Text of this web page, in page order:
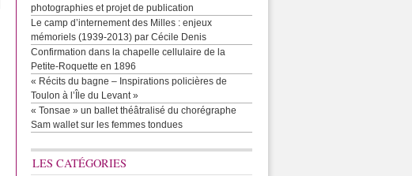
photographies et projet de publication
Le camp d’internement des Milles : enjeux
mémoriels (1939-2013) par Cécile Denis
Confirmation dans la chapelle cellulaire de la
Petite-Roquette en 1896
« Récits du bagne – Inspirations policières de
Toulon à l’Île du Levant »
« Tonsae » un ballet théâtralisé du chorégraphe
Sam wallet sur les femmes tondues
LES CATÉGORIES